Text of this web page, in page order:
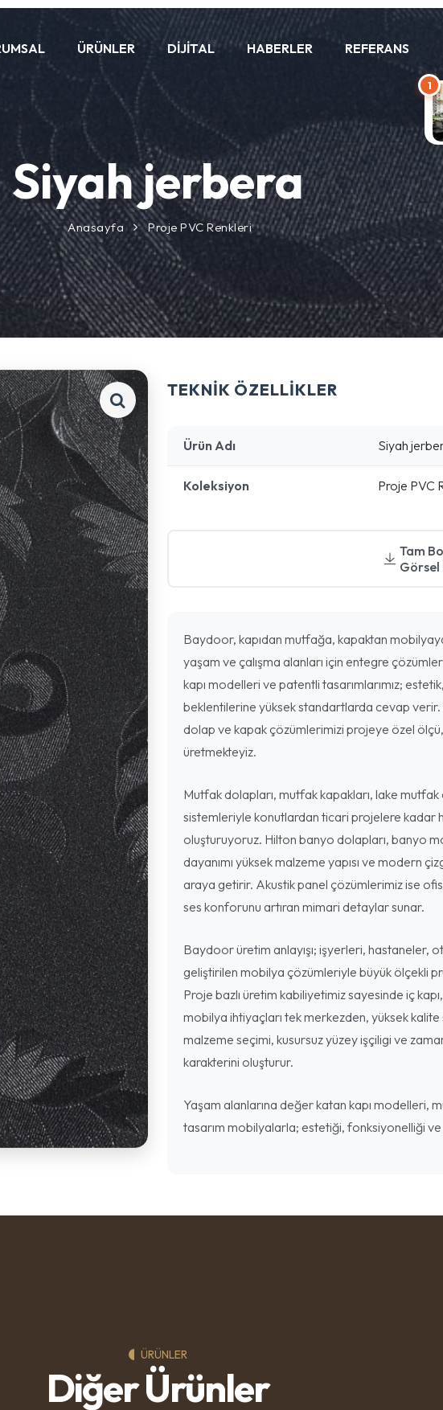
ÜRÜNLER DIJITAL HABERLER REFERANS
Siyah jerbera
Anasayfa Proje PVC Renkleri
TEKNİK ÖZELLİKLER
Ürün Adı Siyah
Koleksiyon Proje PVC
Tam
Görsel
Baydoor, kapıdan mutfağa, kapaktan
yaşam ve çalışma alanları için entegre
kapı modelleri ve patentli tasarımlarımız;
beklentilerine yüksek standartlarda cevap verir.
dolap ve kapak çözümlerimizi projeye özel
üretmekteyiz.
Mutfak dolapları, mutfak kapakları, lake
sistemleriyle konutlardan ticari projelere kadar
oluşturuyoruz. Hilton banyo dolapları, banyo
dayanımı yüksek malzeme yapısı ve modern
araya getirir. Akustik panel çözümlerimiz ise
ses konforunu artıran mimari detaylar sunar.
Baydoor üretim anlayışı; işyerleri, hastaneler,
geliştirilen mobilya çözümleriyle büyük ölçekli
Proje bazlı üretim kabiliyetimiz sayesinde iç
mobilya ihtiyaçları tek merkezden, yüksek kalite
malzeme seçimi, kusursuz yüzey işçiligi ve
karakterini oluşturur.
Yaşam alanlarına değer katan kapı modelleri,
tasarım mobilyalarla; estetiği, fonksiyonelliği
ÜRÜNLER
Diğer Ürünler
1